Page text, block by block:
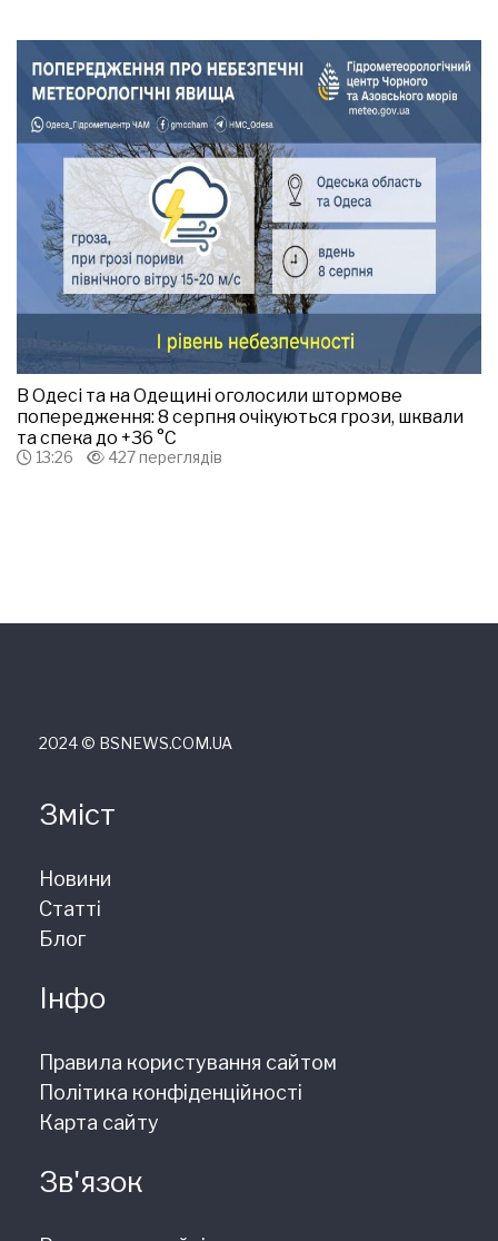
В Одесі та на Одещині оголосили штормове
попередження: 8 серпня очікуються грози, шквали
та спека до +36 °С
13:26 427 переглядів
2024 © ВSNEWS.COM.UA
Зміст
Новини
Статті
Блог
Інфо
Правила користування сайтом
Політика конфіденційності
Карта сайту
Зв'язок